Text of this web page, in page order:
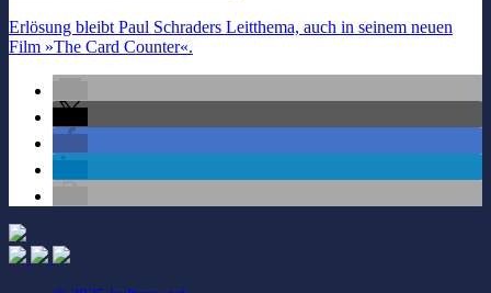
Erlösung bleibt Paul Schraders Leitthema, auch in seinem neuen
Film »The Card Counter«.